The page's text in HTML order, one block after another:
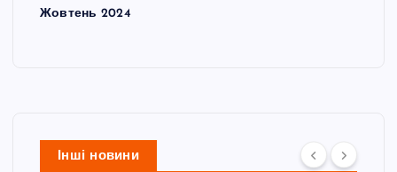
Жовтень 2024
Інші новини